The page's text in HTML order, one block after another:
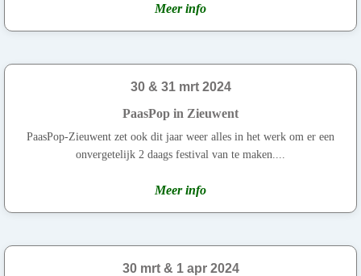
Meer info
30 & 31 mrt 2024
PaasPop in Zieuwent
PaasPop-Zieuwent zet ook dit jaar weer alles in het werk om er een
onvergetelijk 2 daags festival van te maken....
Meer info
30 mrt & 1 apr 2024